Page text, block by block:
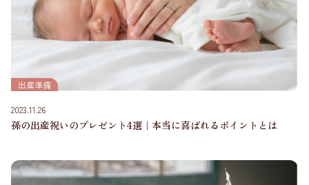
出産準備
2023.11.26
孫の出産祝いのプレゼント4選｜本当に喜ばれるポイントとは